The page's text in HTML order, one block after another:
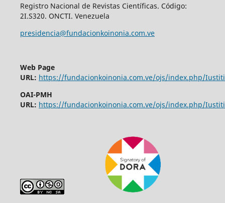
Registro Nacional de Revistas Científicas. Código:
2I.S320. ONCTI. Venezuela
presidencia@fundacionkoinonia.com.ve
Web Page
URL: https://fundacionkoinonia.com.ve/ojs/index.php/
OAI-PMH
URL: https://fundacionkoinonia.com.ve/ojs/index.php/